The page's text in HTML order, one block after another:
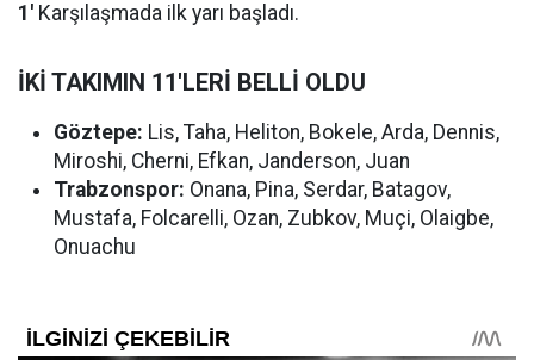
1' Karşılaşmada ilk yarı başladı.
İKİ TAKIMIN 11'LERİ BELLİ OLDU
Göztepe: Lis, Taha, Heliton, Bokele, Arda, Dennis,
Miroshi, Cherni, Efkan, Janderson, Juan
Trabzonspor: Onana, Pina, Serdar, Batagov,
Mustafa, Folcarelli, Ozan, Zubkov, Muçi, Olaigbe,
Onuachu